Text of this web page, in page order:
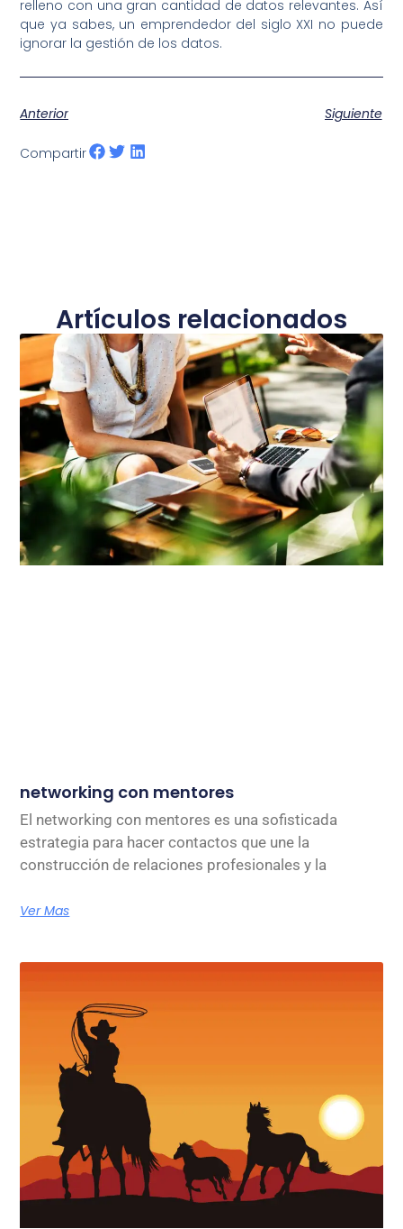
relleno con una gran cantidad de datos relevantes. Así
que ya sabes, un emprendedor del siglo XXI no puede
ignorar la gestión de los datos.
Anterior Siguiente
Compartir
Artículos relacionados
networking con mentores
El networking con mentores es una sofisticada
estrategia para hacer contactos que une la
construcción de relaciones profesionales y la
Ver Mas